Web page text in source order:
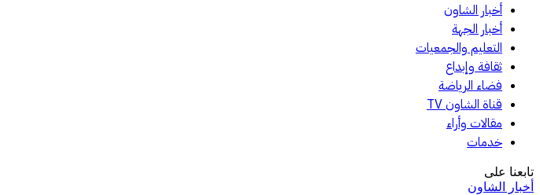
أخبار الشاون
أخبار الجهة
التعليم والجمعيات
ثقافة وإبداع
فضاء الرياضة
قناة الشاون TV
مقالات وأراء
خدمات
تابعنا على
أخبار الشاون